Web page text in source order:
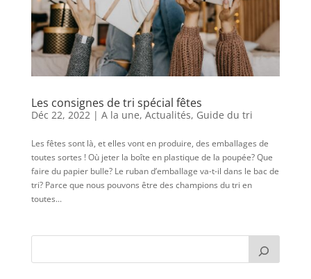
Les consignes de tri spécial fêtes
Déc 22, 2022| A la une, Actualités, Guide du tri
Les fêtes sont là, et elles vont en produire, des emballages de
toutes sortes ! Où jeter la boîte en plastique de la poupée? Que
faire du papier bulle? Le ruban d’emballage va-t-il dans le bac de
tri? Parce que nous pouvons être des champions du tri en
toutes...